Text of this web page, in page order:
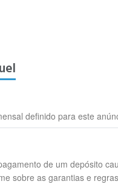
definido para este
de um depósito
sobre as garantias e